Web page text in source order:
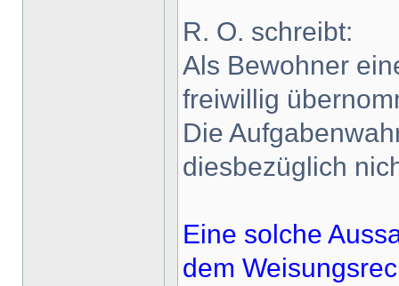
R. O. schreibt:
Als Bewohner
freiwillig
Die
diesbezüglich
Eine solche
dem